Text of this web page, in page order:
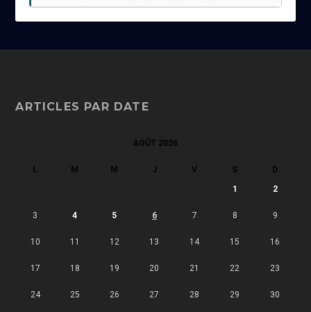
ARTICLES PAR DATE
AOÛT 2026
L M M J V S D
1 2
3 4 5 6 7 8 9
10 11 12 13 14 15 16
17 18 19 20 21 22 23
24 25 26 27 28 29 30